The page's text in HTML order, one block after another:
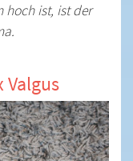
hoch ist, ist der
Valgus